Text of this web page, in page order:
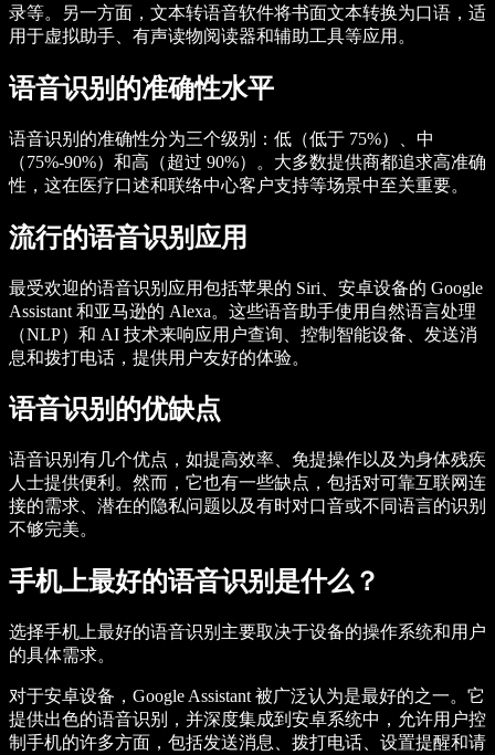
录等。另一方面，文本转语音软件将书面文本转换为口语，适
用于虚拟助手、有声读物阅读器和辅助工具等应用。
语音识别的准确性水平
语音识别的准确性分为三个级别：低（低于 75%）、中
（75%-90%）和高（超过 90%）。大多数提供商都追求高准确
性，这在医疗口述和联络中心客户支持等场景中至关重要。
流行的语音识别应用
最受欢迎的语音识别应用包括苹果的 Siri、安卓设备的 Google
Assistant 和亚马逊的 Alexa。这些语音助手使用自然语言处理
（NLP）和 AI 技术来响应用户查询、控制智能设备、发送消
息和拨打电话，提供用户友好的体验。
语音识别的优缺点
语音识别有几个优点，如提高效率、免提操作以及为身体残疾
人士提供便利。然而，它也有一些缺点，包括对可靠互联网连
接的需求、潜在的隐私问题以及有时对口音或不同语言的识别
不够完美。
手机上最好的语音识别是什么？
选择手机上最好的语音识别主要取决于设备的操作系统和用户
的具体需求。
对于安卓设备，Google Assistant 被广泛认为是最好的之一。它
提供出色的语音识别，并深度集成到安卓系统中，允许用户控
制手机的许多方面，包括发送消息、拨打电话、设置提醒和请